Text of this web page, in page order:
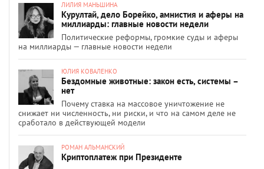
ЛИЛИЯ МАНЬШИНА
Курултай, дело Борейко, амнистия и аферы на
миллиарды: главные новости недели
Политические реформы, громкие суды и аферы
на миллиарды — главные новости недели
ЮЛИЯ КОВАЛЕНКО
Бездомные животные: закон есть, системы –
нет
Почему ставка на массовое уничтожение не
снижает ни численность, ни риски, и что на самом деле не
сработало в действующей модели
РОМАН АЛЬМАНСКИЙ
Криптоплатеж при Президенте